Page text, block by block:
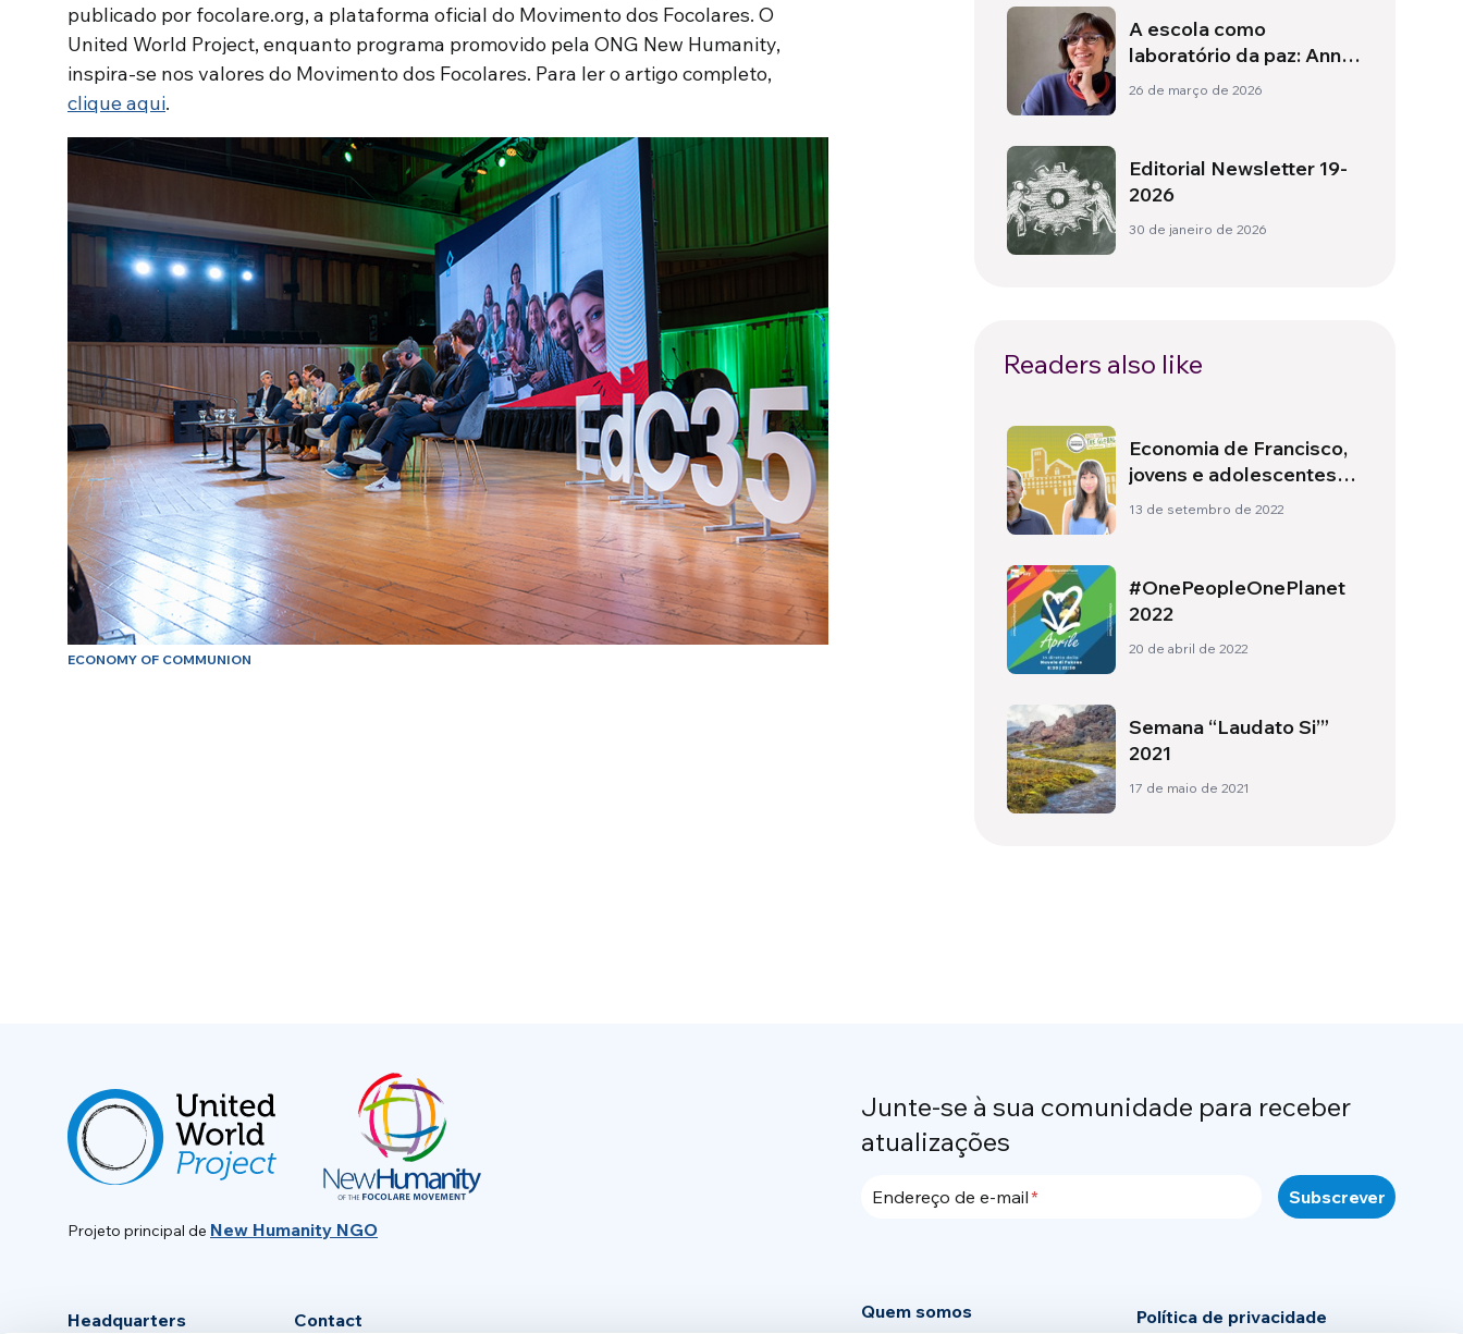
publicado por focolare.org, a plataforma oficial do Movimento dos Focolares. O
United World Project, enquanto programa promovido pela ONG New Humanity,
inspira-se nos valores do Movimento dos Focolares. Para ler o artigo completo,
clique aqui.
ECONOMY OF COMMUNION
A escola como
laboratório da paz: Anna
Granata e o DNA
26 de março de 2026
Editorial Newsletter 19-
2026
30 de janeiro de 2026
Readers also like
Economia de Francisco,
jovens e adolescentes
cada vez mais
Satidtanasarn
13 de setembro de 2022
#OnePeopleOnePlanet
2022
20 de abril de 2022
Semana “Laudato Si’”
2021
17 de maio de 2021
Projeto principal de New Humanity NGO
Junte-se à sua comunidade para receber
atualizações
Endereço de e-mail
Headquarters Contact Quem somos Política de privacidade